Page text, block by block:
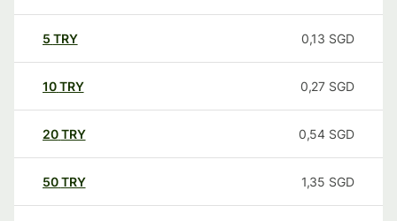
5 TRY 0,13 SGD
10TRY 0,27 SGD
20TRY 0,54 SGD
50TRY 1,35 SGD